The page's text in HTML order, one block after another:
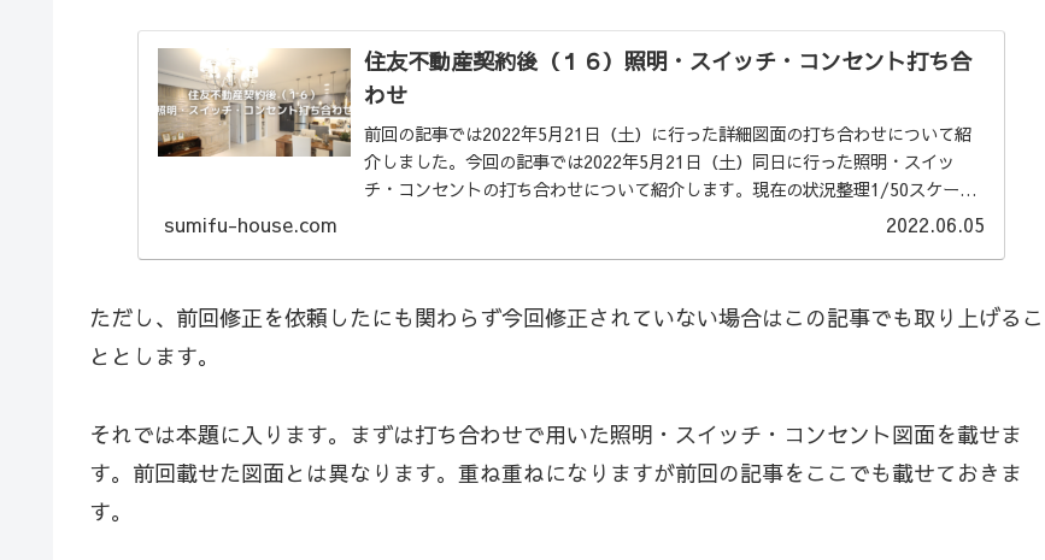
住友不動産契約後（１６）照明・スイッチ・コンセント打ち合
わせ
前回の記事では2022年5月21日（土）に行った詳細図面の打ち合わせについて紹
介しました。今回の記事では2022年5月21日（土）同日に行った照明・スイッ
チ・コンセントの打ち合わせについて紹介します。現在の状況整理1/50スケール
sumifu-house.com 2022.06.05
ただし、前回修正を依頼したにも関わらず今回修正されていない場合はこの記事でも取り上げるこ
ととします。
それでは本題に入ります。まずは打ち合わせで用いた照明・スイッチ・コンセント図面を載せま
す。前回載せた図面とは異なります。重ね重ねになりますが前回の記事をここでも載せておきま
す。